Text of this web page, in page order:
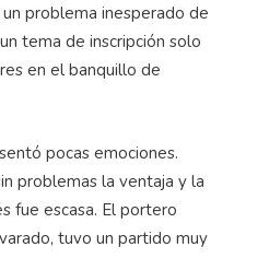
problema inesperado de
tema de inscripción solo
en el banquillo de
pocas emociones.
problemas la ventaja y la
fue escasa. El portero
tuvo un partido muy